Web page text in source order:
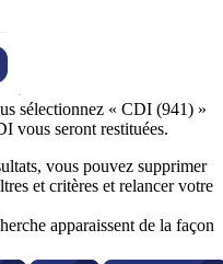
sélectionnez « CDI (941) »
vous seront restituées.
vous pouvez supprimer
et critères et relancer votre
apparaissent de la façon